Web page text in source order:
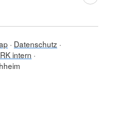
Datenschutz
intern